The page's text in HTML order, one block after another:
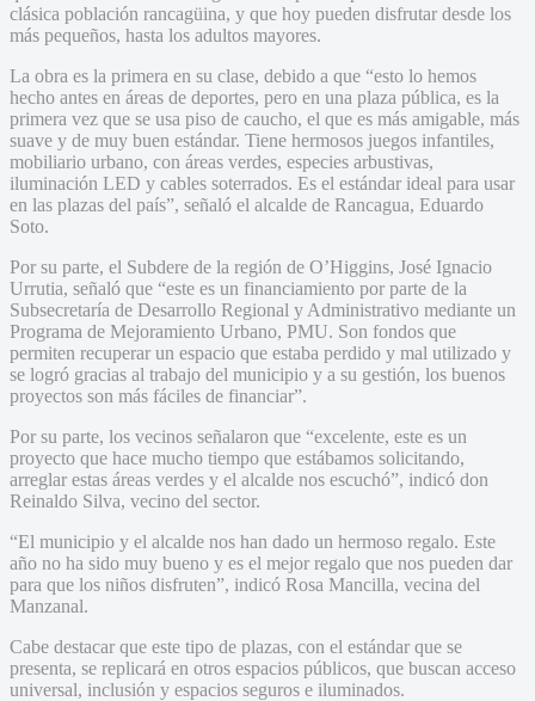
clásica población rancagüina, y que hoy pueden disfrutar desde los
más pequeños, hasta los adultos mayores.
La obra es la primera en su clase, debido a que “esto lo hemos
hecho antes en áreas de deportes, pero en una plaza pública, es la
primera vez que se usa piso de caucho, el que es más amigable, más
suave y de muy buen estándar. Tiene hermosos juegos infantiles,
mobiliario urbano, con áreas verdes, especies arbustivas,
iluminación LED y cables soterrados. Es el estándar ideal para usar
en las plazas del país”, señaló el alcalde de Rancagua, Eduardo
Soto.
Por su parte, el Subdere de la región de O’Higgins, José Ignacio
Urrutia, señaló que “este es un financiamiento por parte de la
Subsecretaría de Desarrollo Regional y Administrativo mediante un
Programa de Mejoramiento Urbano, PMU. Son fondos que
permiten recuperar un espacio que estaba perdido y mal utilizado y
se logró gracias al trabajo del municipio y a su gestión, los buenos
proyectos son más fáciles de financiar”.
Por su parte, los vecinos señalaron que “excelente, este es un
proyecto que hace mucho tiempo que estábamos solicitando,
arreglar estas áreas verdes y el alcalde nos escuchó”, indicó don
Reinaldo Silva, vecino del sector.
“El municipio y el alcalde nos han dado un hermoso regalo. Este
año no ha sido muy bueno y es el mejor regalo que nos pueden dar
para que los niños disfruten”, indicó Rosa Mancilla, vecina del
Manzanal.
Cabe destacar que este tipo de plazas, con el estándar que se
presenta, se replicará en otros espacios públicos, que buscan acceso
universal, inclusión y espacios seguros e iluminados.